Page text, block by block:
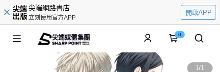
尖端網路書店
立刻使用官方APP
開啟APP
0
1/1